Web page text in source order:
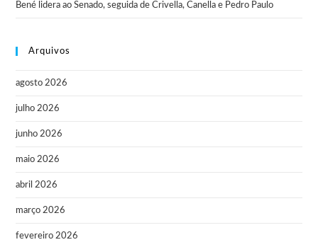
Bené lidera ao Senado, seguida de Crivella, Canella e Pedro Paulo
Arquivos
agosto 2026
julho 2026
junho 2026
maio 2026
abril 2026
março 2026
fevereiro 2026